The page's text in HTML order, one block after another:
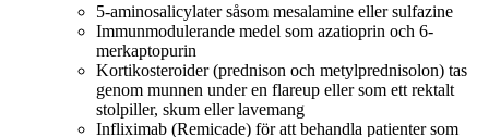
5-aminosalicylater såsom mesalamine eller sulfazine
Immunmodulerande medel som azatioprin och 6-
merkaptopurin
Kortikosteroider (prednison och metylprednisolon) tas
genom munnen under en flareup eller som ett rektalt
stolpiller, skum eller lavemang
Infliximab (Remicade) för att behandla patienter som